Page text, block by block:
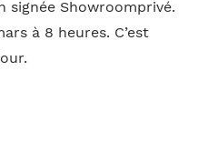
signée Showroomprivé.
à 8 heures. C’est